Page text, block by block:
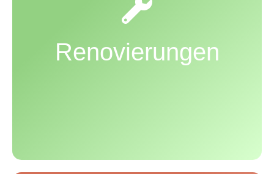
Renovierungen
Wohnung renovieren? Wir führen für Sie
Komplettrenovierungen durch - und das mit
Farben, bis hin zu einer neuen Raumaufteilung und
dem Innenausbau, sind wir Ihr fachkundiger